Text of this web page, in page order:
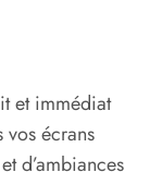
et immédiat
vos écrans
d’ambiances